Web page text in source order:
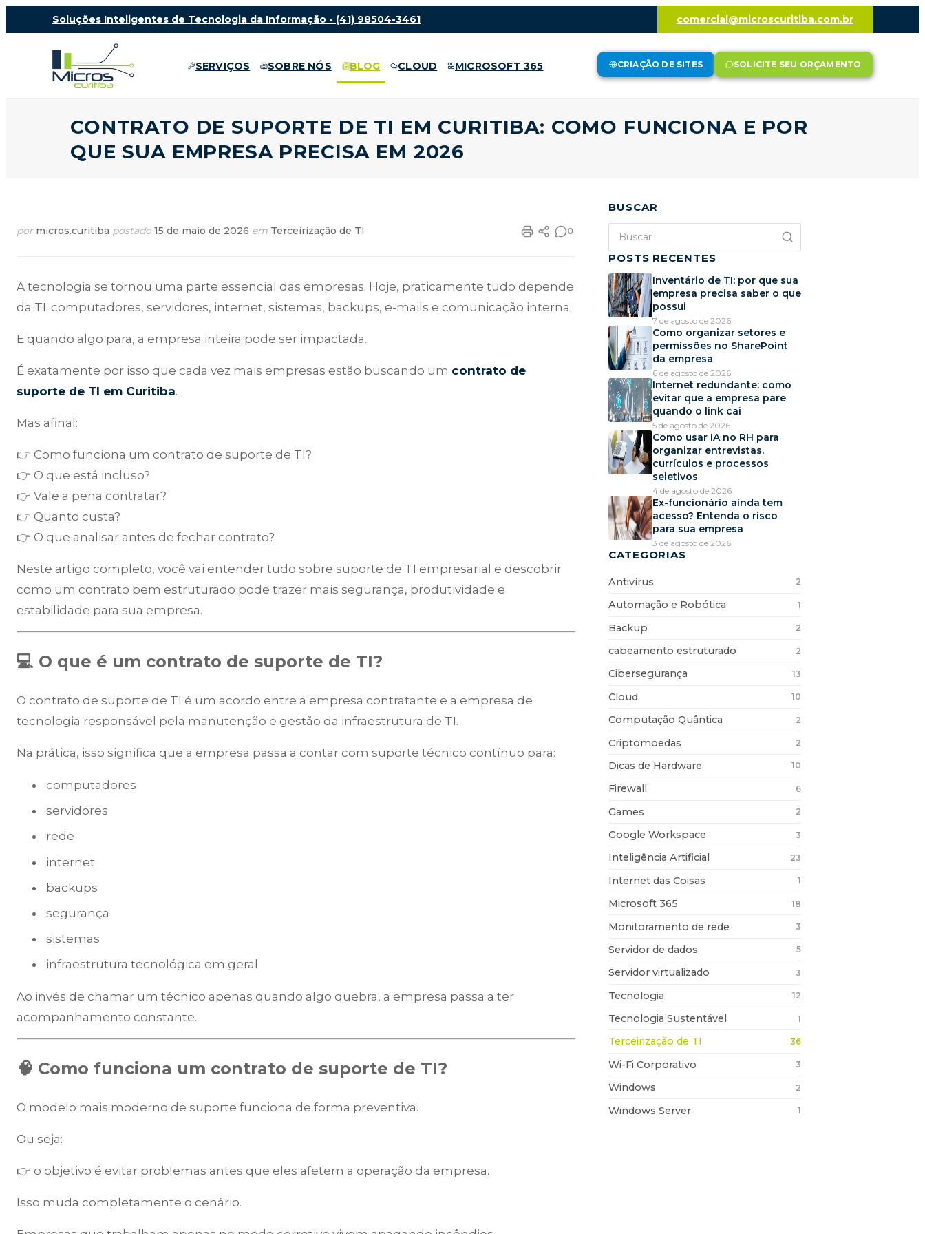
Soluções Inteligentes de Tecnologia da Informação - (41) 98504-3461 comercial@microscuritiba.com.br
SERVIÇOS SOBRE NÓS BLOG CLOUD MICROSOFT 365 CRIAÇÃO DE SITES SOLICITE SEU ORÇAMENTO
CONTRATO DE SUPORTE DE TI EM CURITIBA: COMO FUNCIONA E POR
QUE SUA EMPRESA PRECISA EM 2026
por micros.curitiba postado 15 de maio de 2026 em Terceirização de TI 0
A tecnologia se tornou uma parte essencial das empresas. Hoje, praticamente tudo depende
da TI: computadores, servidores, internet, sistemas, backups, e-mails e comunicação interna.
E quando algo para, a empresa inteira pode ser impactada.
É exatamente por isso que cada vez mais empresas estão buscando um contrato de
suporte de TI em Curitiba.
Mas afinal:
👉 Como funciona um contrato de suporte de TI?
👉 O que está incluso?
👉 Vale a pena contratar?
👉 Quanto custa?
👉 O que analisar antes de fechar contrato?
Neste artigo completo, você vai entender tudo sobre suporte de TI empresarial e descobrir
como um contrato bem estruturado pode trazer mais segurança, produtividade e
estabilidade para sua empresa.
💻 O que é um contrato de suporte de TI?
O contrato de suporte de TI é um acordo entre a empresa contratante e a empresa de
tecnologia responsável pela manutenção e gestão da infraestrutura de TI.
Na prática, isso significa que a empresa passa a contar com suporte técnico contínuo para:
computadores
servidores
rede
internet
backups
segurança
sistemas
infraestrutura tecnológica em geral
Ao invés de chamar um técnico apenas quando algo quebra, a empresa passa a ter
acompanhamento constante.
🧠 Como funciona um contrato de suporte de TI?
O modelo mais moderno de suporte funciona de forma preventiva.
Ou seja:
👉 o objetivo é evitar problemas antes que eles afetem a operação da empresa.
Isso muda completamente o cenário.
BUSCAR
POSTS RECENTES
Inventário de TI: por que sua
empresa precisa saber o que
possui
7 de agosto de 2026
Como organizar setores e
permissões no SharePoint
da empresa
6 de agosto de 2026
Internet redundante: como
evitar que a empresa pare
quando o link cai
5 de agosto de 2026
Como usar IA no RH para
organizar entrevistas,
currículos e processos
seletivos
4 de agosto de 2026
Ex-funcionário ainda tem
acesso? Entenda o risco
para sua empresa
3 de agosto de 2026
CATEGORIAS
Antivírus 2
Automação e Robótica 1
Backup 2
cabeamento estruturado 2
Cibersegurança 13
Cloud 10
Computação Quântica 2
Criptomoedas 2
Dicas de Hardware 10
Firewall 6
Games 2
Google Workspace 3
Inteligência Artificial 23
Internet das Coisas 1
Microsoft 365 18
Monitoramento de rede 3
Servidor de dados 5
Servidor virtualizado 3
Tecnologia 12
Tecnologia Sustentável 1
Terceirização de TI 36
Wi-Fi Corporativo 3
Windows 2
Windows Server 1